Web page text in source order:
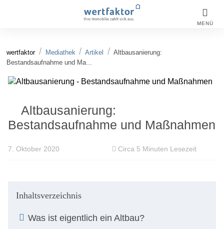
MENÜ
wertfaktor Mediathek Artikel
Altbausanierung:
Bestandsaufnahme und Ma...
Altbausanierung:
Bestandsaufnahme und Maßnahmen
7. Oktober 2020 Circa 5 Minuten Lesezeit
Inhaltsverzeichnis
Was ist eigentlich ein Altbau?